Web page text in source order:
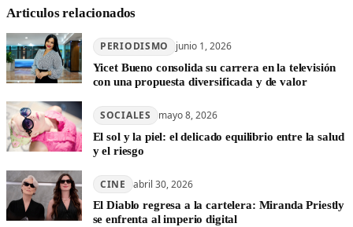
Articulos relacionados
PERIODISMO junio 1, 2026
Yicet Bueno consolida su carrera en la televisión
con una propuesta diversificada y de valor
SOCIALES mayo 8, 2026
El sol y la piel: el delicado equilibrio entre la salud
y el riesgo
CINE abril 30, 2026
El Diablo regresa a la cartelera: Miranda Priestly
se enfrenta al imperio digital